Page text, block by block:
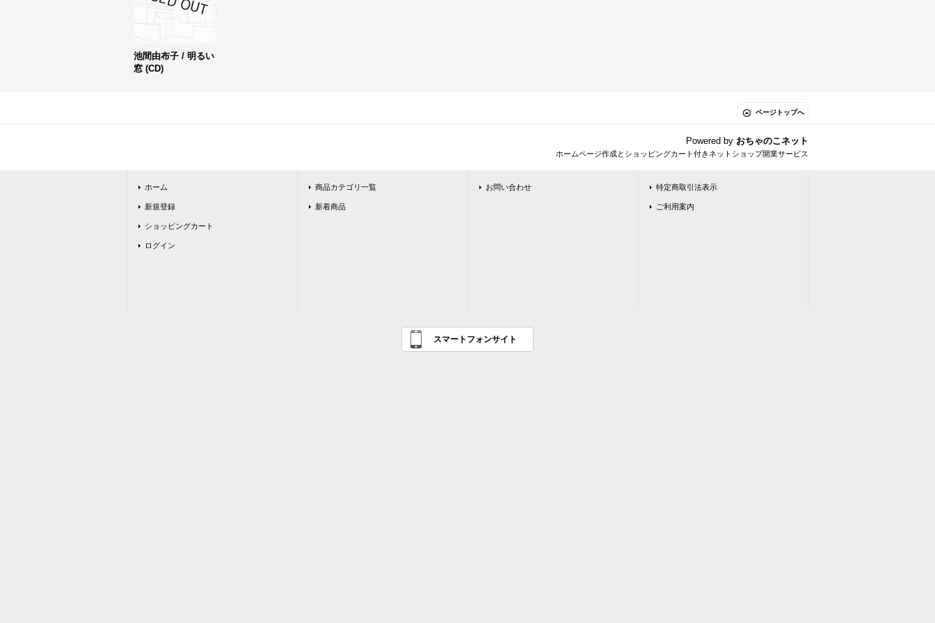
池間由布子 / 明るい
窓 (CD)
ページトップへ
Powered by おちゃのこネット
ホームページ作成とショッピングカート付きネットショップ開業サービス
ホーム
新規登録
ショッピングカート
ログイン
商品カテゴリ一覧
新着商品
お問い合わせ 特定商取引法表示
ご利用案内
スマートフォンサイト